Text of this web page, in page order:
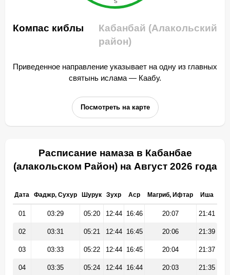
Компас киблы
Кабанбай (Алакольский
район)
Приведенное направление указывает на одну из главных
святынь ислама — Каабу.
Посмотреть на карте
Расписание намаза в Кабанбае
(алакольском Район) на Август 2026 года
Дата Фаджр, Сухур Шурук Зухр Аср Магриб, Ифтар Иша
01 03:29 05:20 12:44 16:46 20:07 21:41
02 03:31 05:21 12:44 16:45 20:06 21:39
03 03:33 05:22 12:44 16:45 20:04 21:37
04 03:35 05:24 12:44 16:44 20:03 21:35